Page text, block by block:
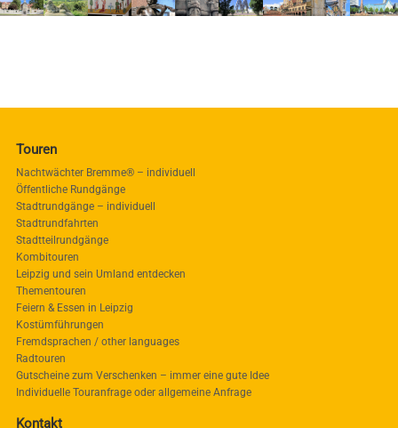
Touren
Nachtwächter Bremme® – individuell
Öffentliche Rundgänge
Stadtrundgänge – individuell
Stadtrundfahrten
Stadtteilrundgänge
Kombitouren
Leipzig und sein Umland entdecken
Thementouren
Feiern & Essen in Leipzig
Kostümführungen
Fremdsprachen / other languages
Radtouren
Gutscheine zum Verschenken – immer eine gute Idee
Individuelle Touranfrage oder allgemeine Anfrage
Kontakt